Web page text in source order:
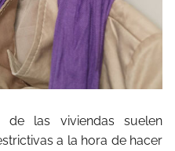
las viviendas suelen
a la hora de hacer